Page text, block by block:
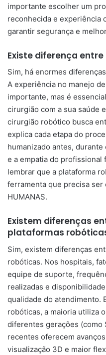
importante escolher um
reconhecida e experiência
garantir segurança e
Existe diferença
Sim, há enormes
A experiência no manejo
importante, mas é
cirurgião com a sua saúde
cirurgião robótico busca
explica cada etapa do
humanizado antes,
e a empatia do profissional
lembrar que a plataforma
ferramenta que precisa ser
HUMANAS.
Existem diferenças
plataformas
Sim, existem diferenças
robóticas. Nos hospitais,
equipe de suporte,
realizadas e
qualidade do atendimento.
robóticas, a maioria utiliza
diferentes gerações (como
recentes oferecem
visualização 3D e maior